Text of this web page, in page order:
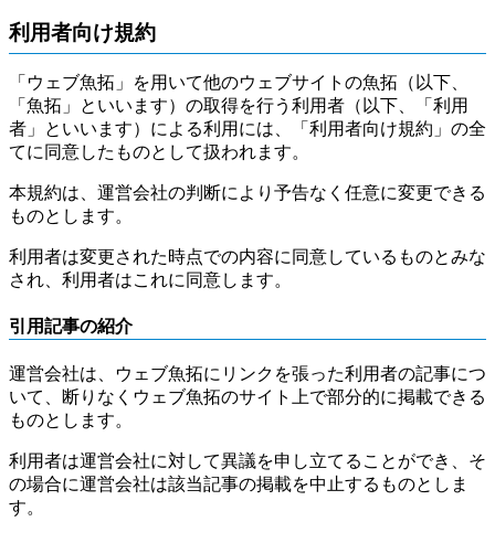
利用者向け規約
「ウェブ魚拓」を用いて他のウェブサイトの魚拓（以下、
「魚拓」といいます）の取得を行う利用者（以下、「利用
者」といいます）による利用には、「利用者向け規約」の全
てに同意したものとして扱われます。
本規約は、運営会社の判断により予告なく任意に変更できる
ものとします。
利用者は変更された時点での内容に同意しているものとみな
され、利用者はこれに同意します。
引用記事の紹介
運営会社は、ウェブ魚拓にリンクを張った利用者の記事につ
いて、断りなくウェブ魚拓のサイト上で部分的に掲載できる
ものとします。
利用者は運営会社に対して異議を申し立てることができ、そ
の場合に運営会社は該当記事の掲載を中止するものとしま
す。